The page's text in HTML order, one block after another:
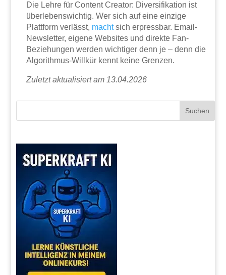
Die Lehre für Content Creator: Diversifikation ist
überlebenswichtig. Wer sich auf eine einzige
Plattform verlässt, machtsich erpressbar. Email-
Newsletter, eigene Websites und direkte Fan-
Beziehungen werden wichtiger denn je – denn die
Algorithmus-Willkür kennt keine Grenzen.
Zuletzt aktualisiert am 13.04.2026